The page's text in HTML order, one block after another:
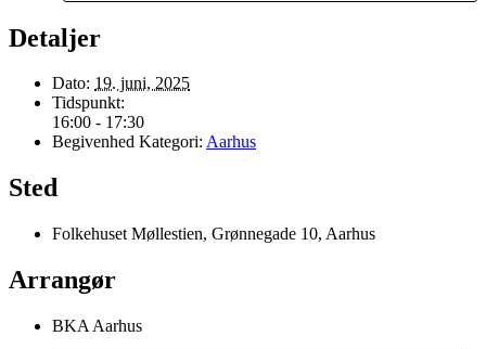
Detaljer
Dato: 19. juni, 2025
Tidspunkt:
16:00 - 17:30
Begivenhed Kategori: Aarhus
Sted
Folkehuset Møllestien, Grønnegade 10, Aarhus
Arrangør
BKA Aarhus